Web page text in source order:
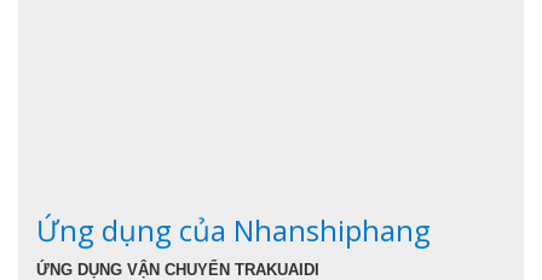
Ứng dụng của Nhanshiphang
ỨNG DỤNG VẬN CHUYỂN TRAKUAIDI